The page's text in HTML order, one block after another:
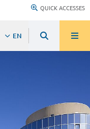
QUICK ACCESSES
EN